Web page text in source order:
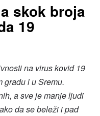
skok broja
19
na virus kovid 19
gradu i u Sremu.
a sve je manje ljudi
da se beleži i pad